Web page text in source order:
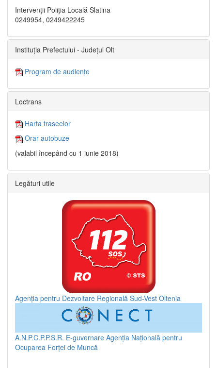
Intervenții Poliția Locală Slatina
0249954, 0249422245
Instituția Prefectului - Județul Olt
Program de audiențe
Loctrans
Harta traseelor
Orar autobuze
(valabil începând cu 1 iunie 2018)
Legături utile
Agenția pentru Dezvoltare Regională Sud-Vest Oltenia
A.N.P.C.P.P.S.R. E-guvernare Agenția Națională pentru
Ocuparea Forței de Muncă